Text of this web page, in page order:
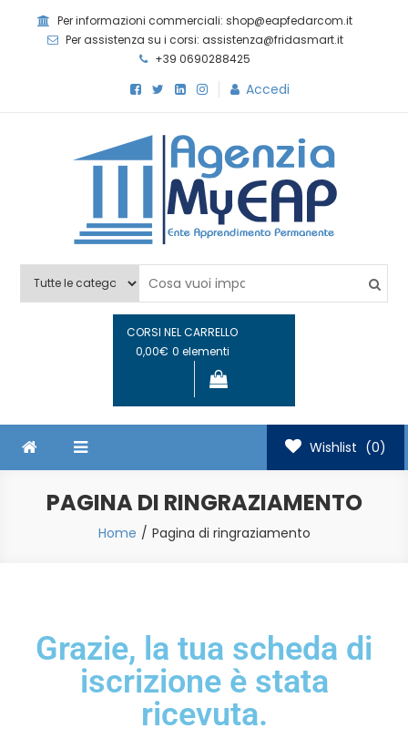
Per informazioni commerciali: shop@eapfedarcom.it
Per assistenza su i corsi: assistenza@fridasmart.it
+39 0690288425
Accedi
Agenzia MyEAP
CORSI NEL CARRELLO
0,00€ 0 elementi
Wishlist (0)
PAGINA DI RINGRAZIAMENTO
Home Pagina di ringraziamento
Grazie, la tua scheda di
iscrizione è stata
ricevuta.